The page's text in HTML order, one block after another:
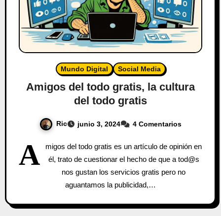
Mundo Digital Social Media
Amigos del todo gratis, la cultura
del todo gratis
Ric junio 3, 2024 4 Comentarios
A
migos del todo gratis es un artículo de opinión en
él, trato de cuestionar el hecho de que a tod@s
nos gustan los servicios gratis pero no
aguantamos la publicidad,…